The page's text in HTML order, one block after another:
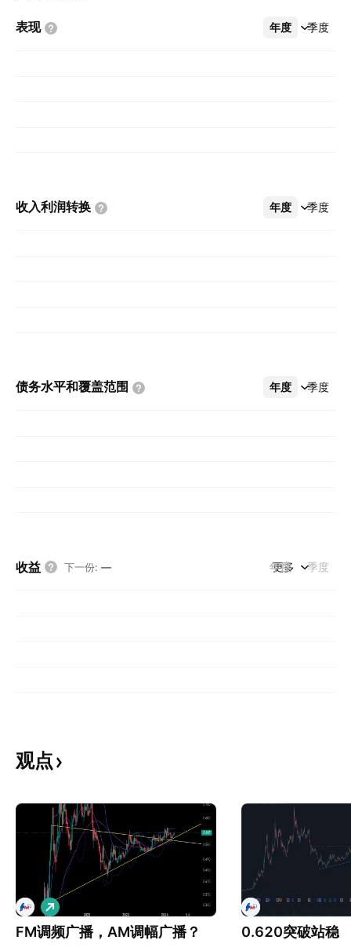
表现 年度 季度
更多
收入利润转换 年度 季度
更多
债务水平和覆盖范围 年度 季度
更多
收益 下一份: — 年度 季度
更多
观点
FM调频广播，AM调幅广播？
做
多
0.620突破站稳